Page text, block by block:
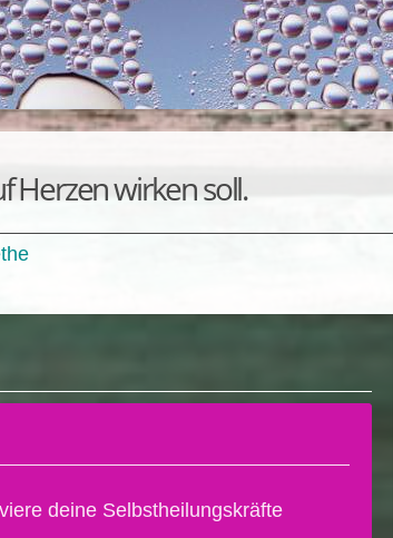
Herzen wirken soll.
deine Selbstheilungskräfte